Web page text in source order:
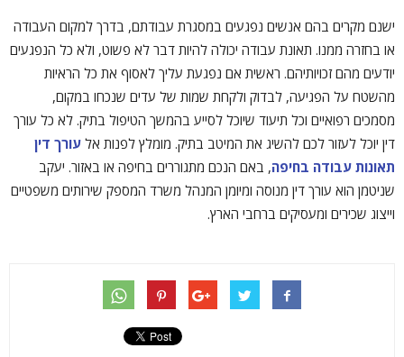
ישנם מקרים בהם אנשים נפגעים במסגרת עבודתם, בדרך למקום העבודה
או בחזרה ממנו. תאונת עבודה יכולה להיות דבר לא פשוט, ולא כל הנפגעים
יודעים מהם זכויותיהם. ראשית אם נפגעת עליך לאסוף את כל הראיות
מהשטח על הפגיעה, לבדוק ולקחת שמות של עדים שנכחו במקום,
מסמכים רפואיים וכל תיעוד שיוכל לסייע בהמשך הטיפול בתיק. לא כל עורך
דין יוכל לעזור לכם להשיג את המיטב בתיק. מומלץ לפנות אל עורך דין
תאונות עבודה בחיפה, באם הנכם מתגוררים בחיפה או באזור. יעקב
שניטמן הוא עורך דין מנוסה ומיומן המנהל משרד המספק שירותים משפטיים
וייצוג שכירים ומעסיקים ברחבי הארץ.